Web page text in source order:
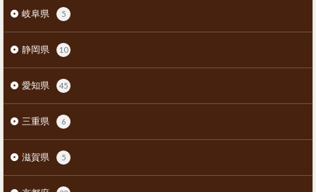
岐阜県 5
静岡県 10
愛知県 45
三重県 6
滋賀県 5